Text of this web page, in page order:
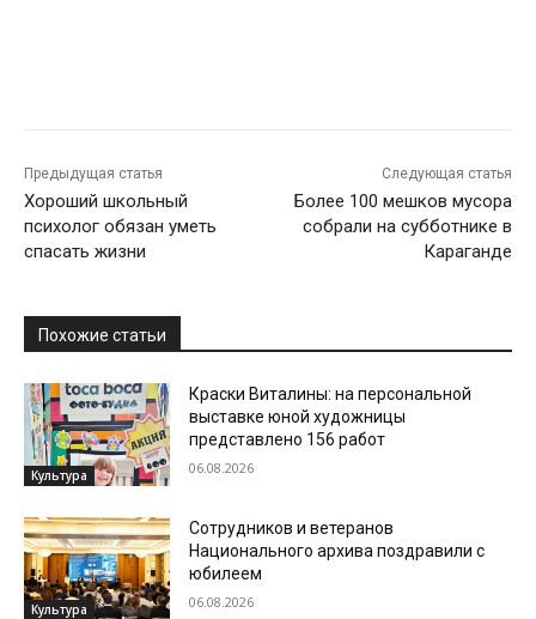
Предыдущая статья
Хороший школьный
психолог обязан уметь
спасать жизни
Следующая статья
Более 100 мешков мусора
собрали на субботнике в
Караганде
Похожие статьи
Культура
Краски Виталины: на персональной
выставке юной художницы
представлено 156 работ
06.08.2026
Культура
Сотрудников и ветеранов
Национального архива поздравили с
юбилеем
06.08.2026